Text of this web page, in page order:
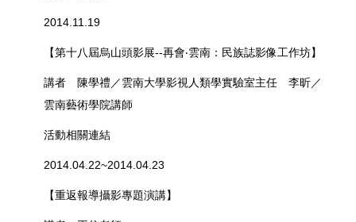
2014.11.19
【第十八屆烏山頭影展--再會‧雲南：民族誌影像工作坊】
講者 陳學禮／雲南大學影視人類學實驗室主任 李昕／
雲南藝術學院講師
活動相關連結
2014.04.22~2014.04.23
【重返報導攝影專題演講】